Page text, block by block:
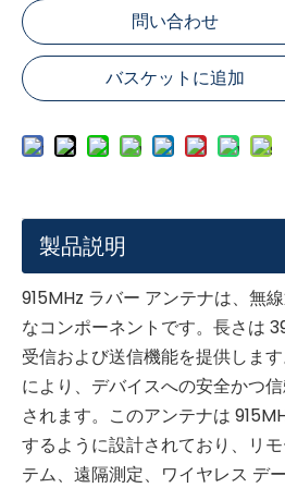
問い合わせ
バスケットに追加
製品説明
915MHz ラバー アンテナは、無
なコンポーネントです。長さは
受信および送信機能を提供しま
により、デバイスへの安全かつ
されます。このアンテナは
するように設計されており、リ
テム、遠隔測定、ワイヤレス デ